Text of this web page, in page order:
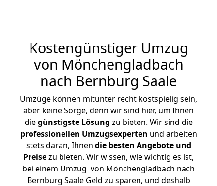
Kostengünstiger Umzug
von Mönchengladbach
nach Bernburg Saale
Umzüge können mitunter recht kostspielig sein,
aber keine Sorge, denn wir sind hier, um Ihnen
diegünstigste Lösung zu bieten. Wir sind die
professionellen Umzugsexperten und arbeiten
stets daran, Ihnen die besten Angebote und
Preisezu bieten. Wir wissen, wie wichtig es ist,
bei einem Umzug von Mönchengladbach nach
Bernburg Saale Geld zu sparen, und deshalb